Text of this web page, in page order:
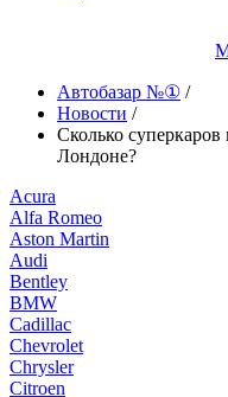
Автобазар №① /
Новости /
Сколько
Лондоне?
Acura
Alfa Romeo
Aston Martin
Audi
Bentley
BMW
Cadillac
Chevrolet
Chrysler
Citroen